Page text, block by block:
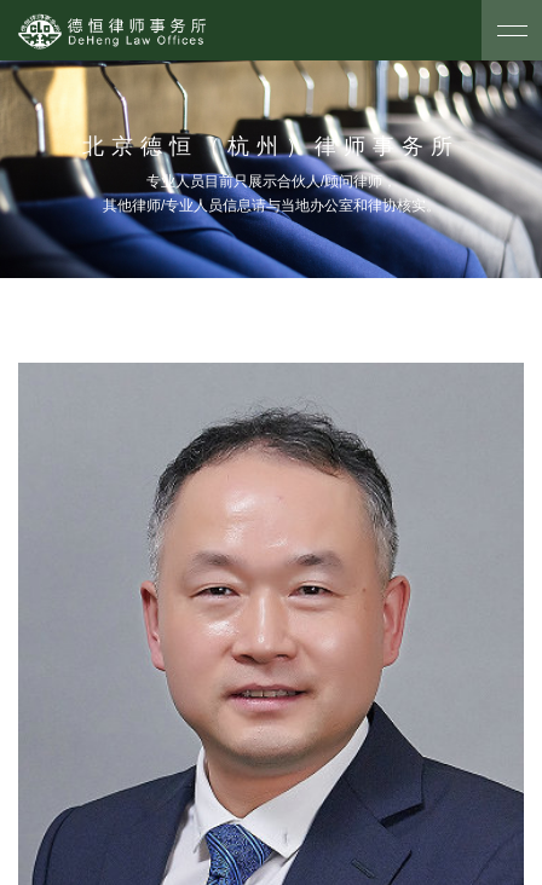
北京德恒（杭州）律师事务所
专业人员目前只展示合伙人/顾问律师，
其他律师/专业人员信息请与当地办公室和律协核实。